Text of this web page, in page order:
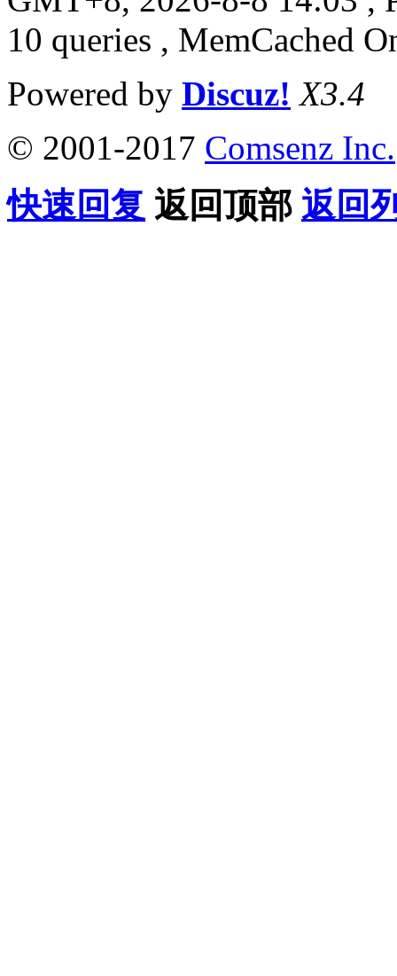
10 queries , MemCached
Powered by Discuz! X3.4
© 2001-2017 Comsenz Inc.
快速回复 返回顶部 返回